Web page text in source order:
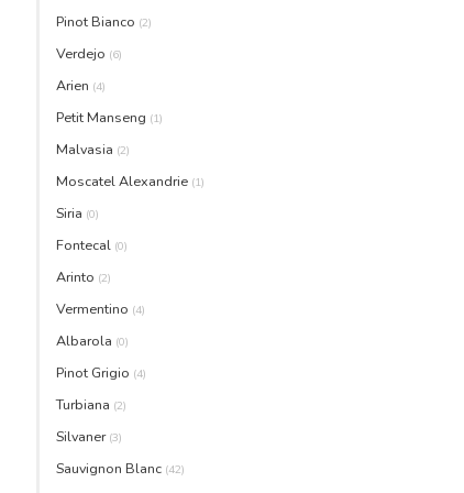
Pinot Bianco (2)
Verdejo (6)
Arien (4)
Petit Manseng (1)
Malvasia (2)
Moscatel Alexandrie (1)
Siria (0)
Fontecal (0)
Arinto (2)
Vermentino (4)
Albarola (0)
Pinot Grigio (4)
Turbiana (2)
Silvaner (3)
Sauvignon Blanc (42)